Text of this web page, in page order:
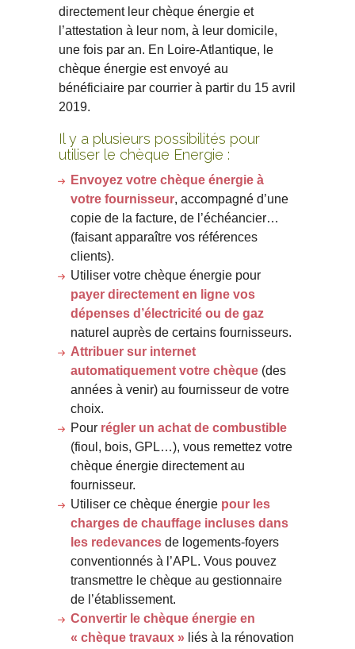
directement leur chèque énergie et
l’attestation à leur nom, à leur domicile,
une fois par an. En Loire-Atlantique, le
chèque énergie est envoyé au
bénéficiaire par courrier à partir du 15 avril
2019.
Il y a plusieurs possibilités pour
utiliser le chèque Energie :
Envoyez votre chèque énergie à
votre fournisseur, accompagné d’une
copie de la facture, de l’échéancier…
(faisant apparaître vos références
clients).
Utiliser votre chèque énergie pour
payer directement en ligne vos
dépenses d’électricité ou de gaz
naturel auprès de certains fournisseurs.
Attribuer sur internet
automatiquement votre chèque (des
années à venir) au fournisseur de votre
choix.
Pour régler un achat de combustible
(fioul, bois, GPL…), vous remettez votre
chèque énergie directement au
fournisseur.
Utiliser ce chèque énergie pour les
charges de chauffage incluses dans
les redevances de logements-foyers
conventionnés à l’APL. Vous pouvez
transmettre le chèque au gestionnaire
de l’établissement.
Convertir le chèque énergie en
« chèque travaux » liés à la rénovation